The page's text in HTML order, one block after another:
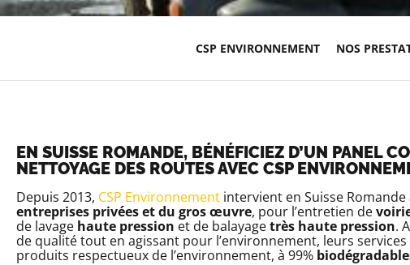
CSP ENVIRONNEMENT NOS
EN SUISSE ROMANDE, BÉNÉFICIEZ D’UN PANEL
NETTOYAGE DES ROUTES AVEC CSP
Depuis 2013, CSP Environnement intervient en Suisse
entreprises privées et du gros œuvre, pour l’entretien de
de lavage haute pression et de balayagetrès haute pression.
de qualité tout en agissant pour l’environnement, leurs
produits respectueux de l’environnement, à 99%